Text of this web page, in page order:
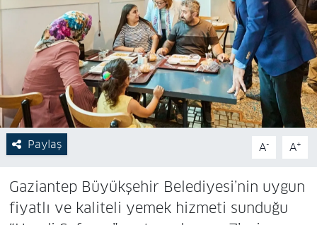
Paylaş A- A+
Gaziantep Büyükşehir Belediyesi’nin uygun
fiyatlı ve kaliteli yemek hizmeti sunduğu